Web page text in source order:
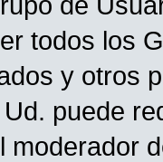
todos los
y otros
puede
moderador